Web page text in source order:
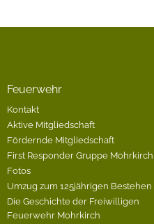
Feuerwehr
Kontakt
Aktive Mitgliedschaft
Fördernde Mitgliedschaft
First Responder Gruppe Mohrkirch
Fotos
Umzug zum 125jährigen Bestehen
Die Geschichte der Freiwilligen
Feuerwehr Mohrkirch